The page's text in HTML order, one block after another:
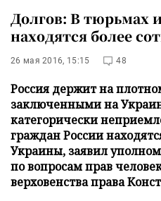
Долгов: В тюрьмах
находятся более
26 мая 2016, 15:15 48
Россия держит на
заключенными на
категорически
граждан России
Украины, заявил
по вопросам прав
верховенства права